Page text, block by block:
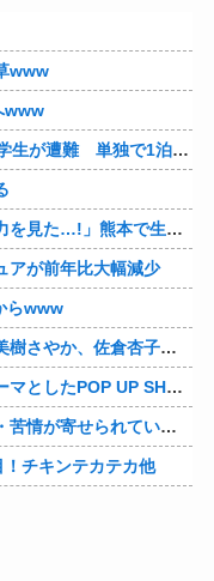
www
www
山も連絡取れず 警察が9日以降捜索予定
ツ人。直後、日本人たちの行動に衝撃を受けてしまう…
アが前年比大幅減少
らwww
メ撮りどぴゅどぴゅエチエチが最高すぎる❣
SHOPが東京・大阪にて開催
の報道特集がまさにそれな件他
！チキンテカテカ他